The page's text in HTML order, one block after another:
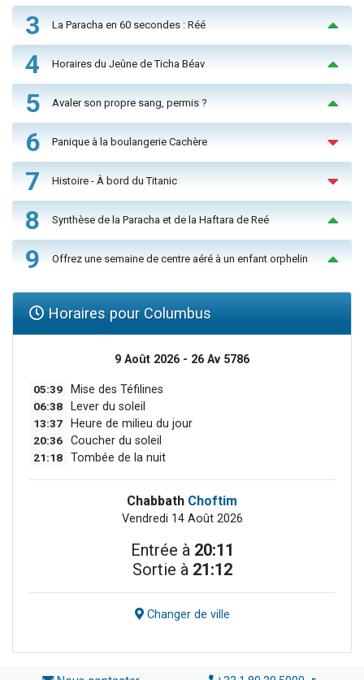
3 La Paracha en 60 secondes : Réé
4 Horaires du Jeûne de Ticha Béav
5 Avaler son propre sang, permis ?
6 Panique à la boulangerie Cachère
7 Histoire - À bord du Titanic
8 Synthèse de la Paracha et de la Haftara de Reé
9 Offrez une semaine de centre aéré à un enfant orphelin
Horaires pour Columbus
9 Août 2026 - 26 Av 5786
05:39 Mise des Téfilines
06:38 Lever du soleil
13:37 Heure de milieu du jour
20:36 Coucher du soleil
21:18 Tombée de la nuit
Chabbath Choftim
Vendredi 14 Août 2026
Entrée à 20:11
Sortie à 21:12
Changer de ville